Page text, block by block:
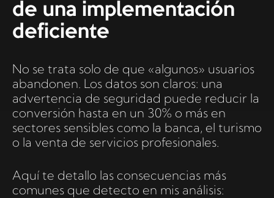
de una implementación
deficiente
No se trata solo de que «algunos» usuarios
abandonen. Los datos son claros: una
advertencia de seguridad puede reducir la
conversión hasta en un 30% o más en
sectores sensibles como la banca, el turismo
o la venta de servicios profesionales.
Aquí te detallo las consecuencias más
comunes que detecto en mis análisis: